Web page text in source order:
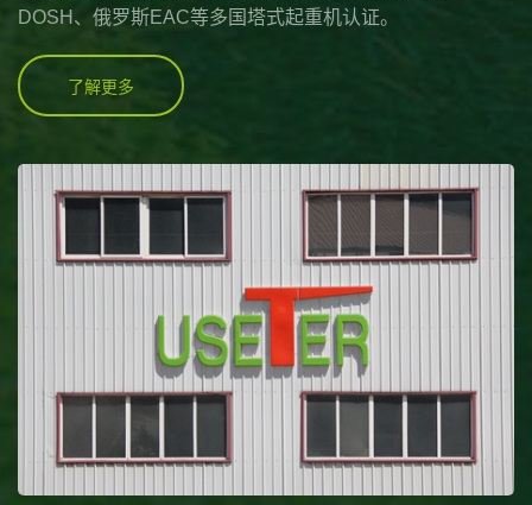
DOSH、俄罗斯EAC等多国塔式起重机认证。
了解更多